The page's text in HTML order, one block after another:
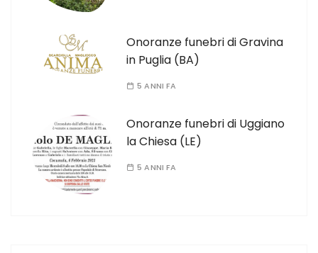
Onoranze funebri di Gravina
in Puglia (BA)
5 ANNI FA
Onoranze funebri di Uggiano
la Chiesa (LE)
5 ANNI FA